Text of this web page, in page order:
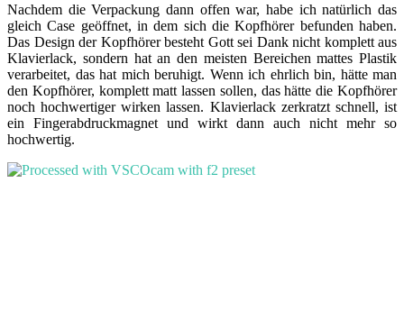
Nachdem die Verpackung dann offen war, habe ich natürlich das
gleich Case geöffnet, in dem sich die Kopfhörer befunden haben.
Das Design der Kopfhörer besteht Gott sei Dank nicht komplett aus
Klavierlack, sondern hat an den meisten Bereichen mattes Plastik
verarbeitet, das hat mich beruhigt. Wenn ich ehrlich bin, hätte man
den Kopfhörer, komplett matt lassen sollen, das hätte die Kopfhörer
noch hochwertiger wirken lassen. Klavierlack zerkratzt schnell, ist
ein Fingerabdruckmagnet und wirkt dann auch nicht mehr so
hochwertig.